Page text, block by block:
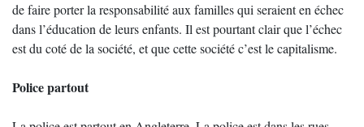
de faire porter la responsabilité aux familles qui seraient en échec
dans l’éducation de leurs enfants. Il est pourtant clair que l’échec
est du coté de la société, et que cette société c’est le capitalisme.
Police partout